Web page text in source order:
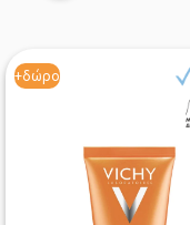
+δώρο